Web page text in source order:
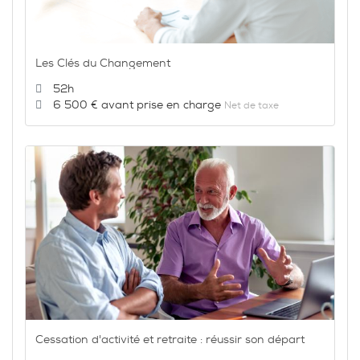
Les Clés du Changement
Durée :
52h
Prix :
6 500 € Net de taxe
Cessation d'activité et retraite : réussir son départ